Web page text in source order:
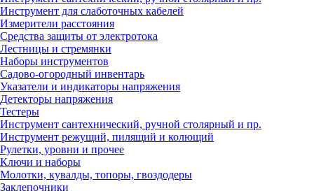
Инструмент для слаботочных кабелей
Измерители расстояния
Средства защиты от электротока
Лестницы и стремянки
Наборы инструментов
Садово-огородный инвентарь
Указатели и индикаторы напряжения
Детекторы напряжения
Тестеры
Инструмент сантехнический, ручной столярный и пр.
Инструмент режущий, пилящий и колющий
Рулетки, уровни и прочее
Ключи и наборы
Молотки, кувалды, топоры, гвоздодеры
Заклепочники